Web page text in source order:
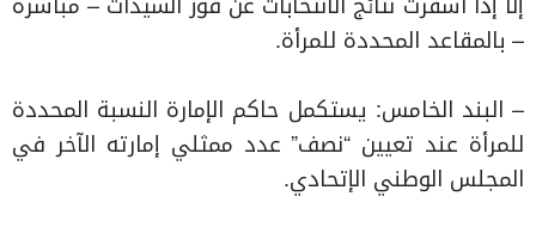
– بالمقاعد المحددة للمرأة.
– البند الخامس: يستكمل حاكم الإمارة النسبة المحددة
للمرأة عند تعيين “نصف” عدد ممثلي إمارته الآخر في
المجلس الوطني الإتحادي.